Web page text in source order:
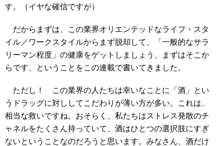
す。（イヤな確信ですが）
だからまずは、この業界オリエンテッドなライフ・スタ
イル／ワークスタイルからまず脱却して、「一般的なサラ
リーマン程度」の健康をゲットしましょう、まずはそこか
らです、ということをこの連載で書いてきました。
ただし！ この業界の人たちは幸いなことに「酒」とい
うドラッグに対ししてこだわりが薄い方が多い。これは、
相当な救いですね。おそらく、私たちはストレス発散のチ
ャネルをたくさん持っていて、酒はひとつの選択肢にすぎ
ないということなのだろうと思います。みなさん、酒だけ